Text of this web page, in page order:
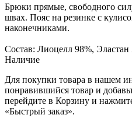
Брюки прямые, свободного
швах. Пояс на резинке с
наконечниками.
Состав: Лиоцелл 98%, Эластан
Наличие
Для покупки товара в нашем
понравившийся товар и
перейдите в Корзину и
«Быстрый заказ».